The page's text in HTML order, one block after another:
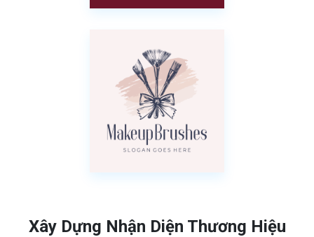
Xây Dựng Nhận Diện Thương Hiệu